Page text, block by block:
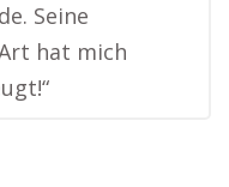
Seine
hat mich